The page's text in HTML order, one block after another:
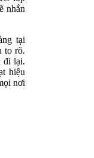
nhắn
tại
to rõ.
đi lại.
hiệu
nơi